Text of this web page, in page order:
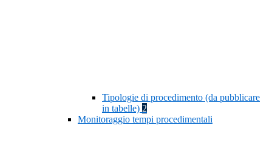
Tipologie di procedimento (da pubblicare
in tabelle) 2
Monitoraggio tempi procedimentali